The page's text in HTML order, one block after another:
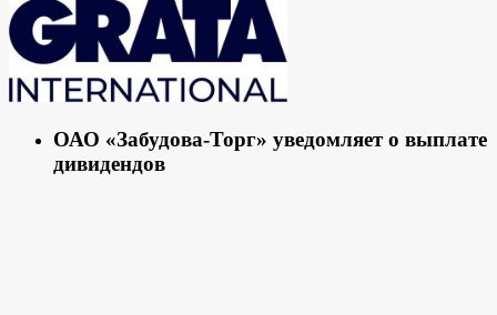
ОАО «Забудова-Торг» уведомляет о выплате
дивидендов